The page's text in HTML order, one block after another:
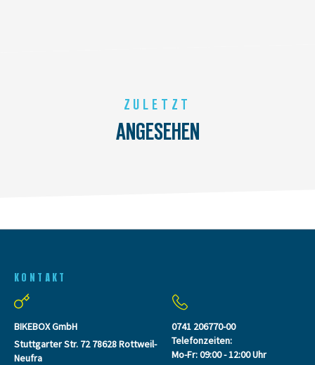
ZULETZT
ANGESEHEN
KONTAKT
BIKEBOX GmbH
Stuttgarter Str. 72 78628 Rottweil-
Neufra
0741 206770-00
Telefonzeiten:
Mo-Fr: 09:00 - 12:00 Uhr